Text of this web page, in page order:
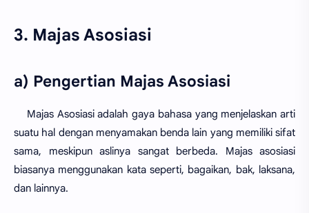
3. Majas Asosiasi
a) Pengertian Majas Asosiasi
Majas Asosiasi adalah gaya bahasa yang menjelaskan arti
suatu hal dengan menyamakan benda lain yang memiliki sifat
sama, meskipun aslinya sangat berbeda. Majas asosiasi
biasanya menggunakan kata seperti, bagaikan, bak, laksana,
dan lainnya.